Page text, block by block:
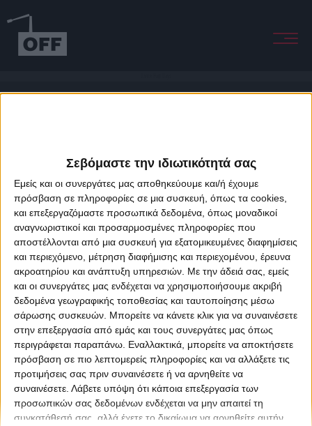
Σεβόμαστε την ιδιωτικότητά σας
Εμείς και οι συνεργάτες μας αποθηκεύουμε και/ή έχουμε
πρόσβαση σε πληροφορίες σε μια συσκευή, όπως τα cookies,
και επεξεργαζόμαστε προσωπικά δεδομένα, όπως μοναδικοί
αναγνωριστικοί και προσαρμοσμένες πληροφορίες που
αποστέλλονται από μια συσκευή για εξατομικευμένες διαφημίσεις
και περιεχόμενο, μέτρηση διαφήμισης και περιεχομένου, έρευνα
ακροατηρίου και ανάπτυξη υπηρεσιών. Με την άδειά σας, εμείς
και οι συνεργάτες μας ενδέχεται να χρησιμοποιήσουμε ακριβή
δεδομένα γεωγραφικής τοποθεσίας και ταυτοποίησης μέσω
σάρωσης συσκευών. Μπορείτε να κάνετε κλικ για να συναινέσετε
στην επεξεργασία από εμάς και τους συνεργάτες μας όπως
περιγράφεται παραπάνω. Εναλλακτικά, μπορείτε να αποκτήσετε
πρόσβαση σε πιο λεπτομερείς πληροφορίες και να αλλάξετε τις
προτιμήσεις σας πριν συναινέσετε ή να αρνηθείτε να
συναινέσετε. Λάβετε υπόψη ότι κάποια επεξεργασία των
προσωπικών σας δεδομένων ενδέχεται να μην απαιτεί τη
συγκατάθεσή σας, αλλά έχετε το δικαίωμα να αρνηθείτε αυτήν
About Offradio Business Class Terms & Conditions
Privacy Policy
Designed & developed byporcupine colors&Fotis Alexandrou